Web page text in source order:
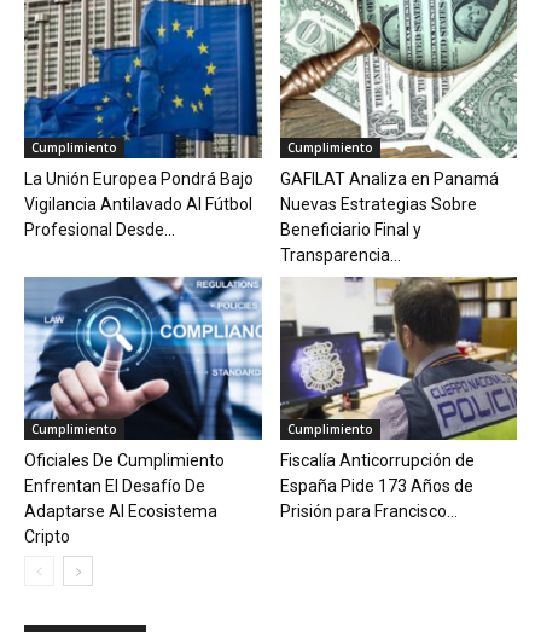
Cumplimiento
La Unión Europea Pondrá Bajo
Vigilancia Antilavado Al Fútbol
Profesional Desde...
Cumplimiento
GAFILAT Analiza en Panamá
Nuevas Estrategias Sobre
Beneficiario Final y
Transparencia...
Cumplimiento
Oficiales De Cumplimiento
Enfrentan El Desafío De
Adaptarse Al Ecosistema
Cripto
Cumplimiento
Fiscalía Anticorrupción de
España Pide 173 Años de
Prisión para Francisco...